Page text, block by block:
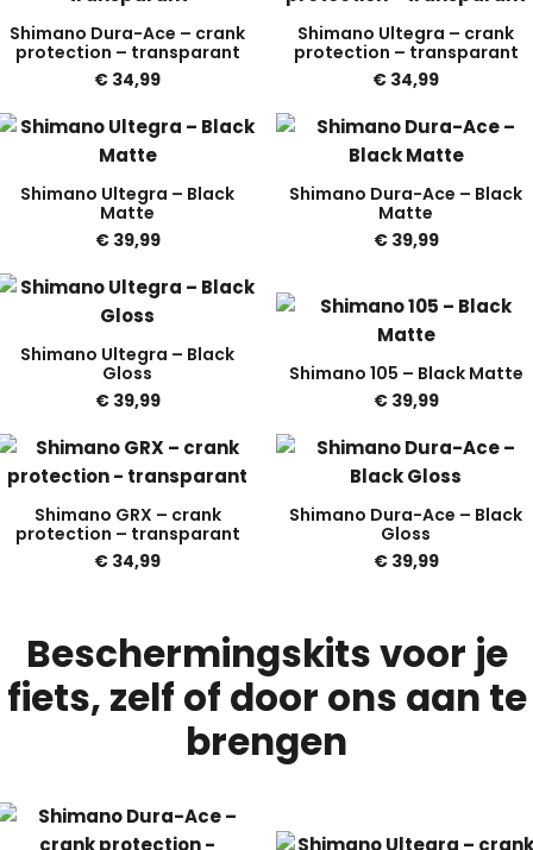
Shimano Dura-Ace – crank
protection – transparant
€ 34,99
Shimano Ultegra – crank
protection – transparant
€ 34,99
Shimano Ultegra – Black
Matte
€39,99
Shimano Dura-Ace – Black
Matte
€39,99
Shimano Ultegra – Black
Gloss
€39,99
Shimano 105 – Black Matte
€39,99
Shimano GRX – crank
protection – transparant
€ 34,99
Shimano Dura-Ace – Black
Gloss
€39,99
Beschermingskits voor je
fiets, zelf of door ons aan te
brengen